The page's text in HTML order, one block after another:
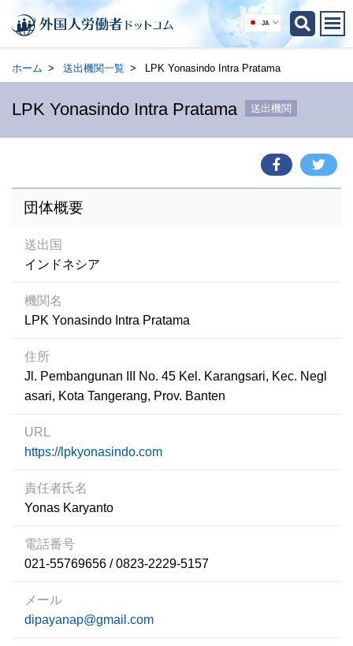
JA
ホーム 送出機関一覧 LPK Yonasindo Intra Pratama
LPK Yonasindo Intra Pratama 送出機関
団体概要
送出国
インドネシア
機関名
LPK Yonasindo Intra Pratama
住所
Jl. Pembangunan III No. 45 Kel. Karangsari, Kec. Negl
asari, Kota Tangerang, Prov. Banten
URL
https://lpkyonasindo.com
責任者氏名
Yonas Karyanto
電話番号
021-55769656 / 0823-2229-5157
メール
dipayanap@gmail.com